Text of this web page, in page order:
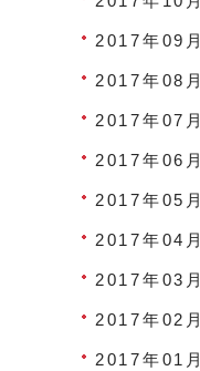
2017年09月
2017年08月
2017年07月
2017年06月
2017年05月
2017年04月
2017年03月
2017年02月
2017年01月